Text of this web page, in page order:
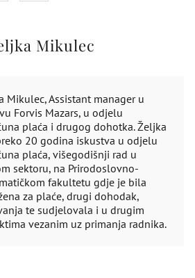
Mikulec
Mikulec, Assistant manager u
Forvis Mazars, u odjelu
plaća i drugog dohotka. Željka
20 godina iskustva u odjelu
plaća, višegodišnji rad u
sektoru, na Prirodoslovno-
fakultetu gdje je bila
za plaće, drugi dohodak,
te sudjelovala i u drugim
vezanim uz primanja radnika.